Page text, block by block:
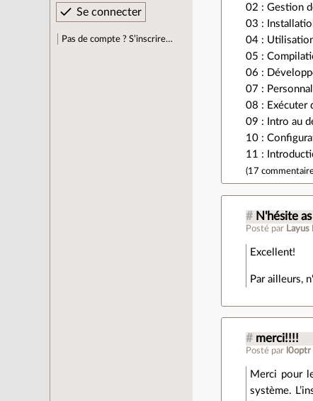
Pas de compte ? S’inscrire…
02 : Gestion
03 :
04 :
05 :
06 :
07 :
08 : Exécuter
09 : Intro au
10 :
11 :
(17
# N'hésite
Posté par Layus
Excellent!
Par ailleurs,
# merci!!!!
Posté par l0optr
Merci pour
système.